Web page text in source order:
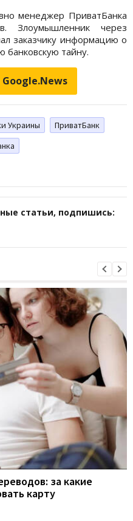
менеджер ПриватБанка
Злоумышленник через
заказчику информацию о
банковскую тайну.
Украины
ПриватБанк
статьи, подпишись:
за какие
карту